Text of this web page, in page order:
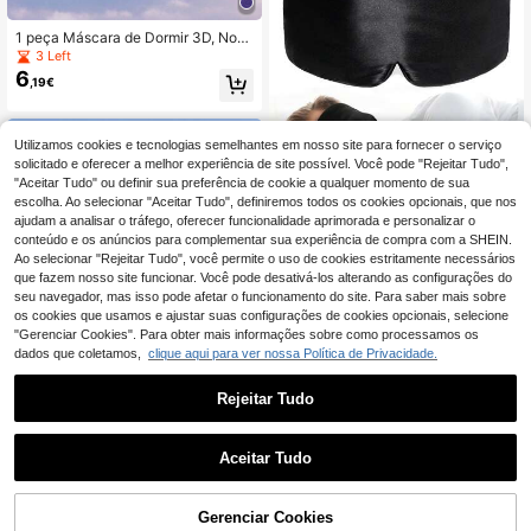
1 peça Máscara de Dormir 3D, Nov
a Máscara de Dormir Leve 100% Bl
ackout Confortável - Unissexo, Má
scara de Dormir 3D com Contorno
ivia Efetivamente a Fadiga Ocular/P
rotege os Cílios e a Maquilhagem, T
ira Ajustável de Tamanho que se Ad
apta a Diferentes Formatos de Cab
eça Máscara de Dormir Universal, A
dequada para Jogos de nos Olhos e
m Festas, Yoga, Meditação, Descan
so em Viagens, Sesta no Escritório/
Escola, Dormir no Quarto, Especial
para Pessoas com Sono Leve, Pres
ente Ideal para Dorminhocos
3 Left
6 ,19€
a Máscara de Dormir Leve 100% Bl
ssão Zero nos Olhos Máscara de D
2 Left
rável e Sem Pressão
1 unidade, 2 unidades, 4 unidades,
Máscara de Dormir Unissex, Macia,
Refrescante e com Bloqueio de Lu
z, Ideal para Dormir, Tamanho Gran
de Ajustável para Todos os Tamanh
os de Cabeça.
26 Left
6,12€ 6,18€
1
Utilizamos cookies e tecnologias semelhantes em nosso site para fornecer o serviço
solicitado e oferecer a melhor experiência de site possível. Você pode "Rejeitar Tudo",
"Aceitar Tudo" ou definir sua preferência de cookie a qualquer momento de sua
escolha. Ao selecionar "Aceitar Tudo", definiremos todos os cookies opcionais, que nos
ajudam a analisar o tráfego, oferecer funcionalidade aprimorada e personalizar o
conteúdo e os anúncios para complementar sua experiência de compra com a SHEIN.
Ao selecionar "Rejeitar Tudo", você permite o uso de cookies estritamente necessários
que fazem nosso site funcionar. Você pode desativá-los alterando as configurações do
seu navegador, mas isso pode afetar o funcionamento do site. Para saber mais sobre
os cookies que usamos e ajustar suas configurações de cookies opcionais, selecione
"Gerenciar Cookies". Para obter mais informações sobre como processamos os
dados que coletamos, clique aqui para ver nossa Política de Privacidade.
Rejeitar Tudo
Aceitar Tudo
Gerenciar Cookies